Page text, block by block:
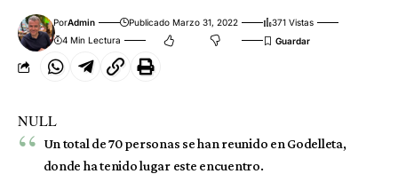
PorAdmin Publicado Marzo 31, 2022
371 Vistas
4 Min Lectura
NULL
Un total de 70 personas se han reunido en Godelleta,
donde ha tenido lugar este encuentro.